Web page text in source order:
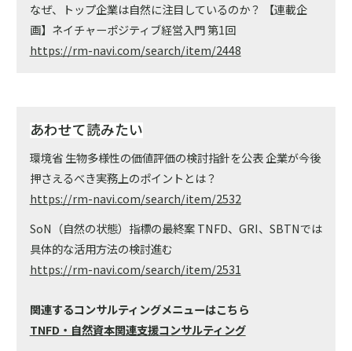
なぜ、トップ企業は自然に注目しているのか？ 【連載企
画】ネイチャーポジティブ経営入門 第1回
https://rm-navi.com/search/item/2448
あわせて読みたい
環境省 生物多様性の価値評価の検討指針を公表 企業が今後
押さえるべき実務上のポイントとは？
https://rm-navi.com/search/item/2532
SoN（自然の状態）指標の最終案 TNFD、GRI、SBTNでは
具体的な活用方法の検討進む
https://rm-navi.com/search/item/2531
関連するコンサルティングメニューはこちら
TNFD・自然資本関連支援コンサルティング